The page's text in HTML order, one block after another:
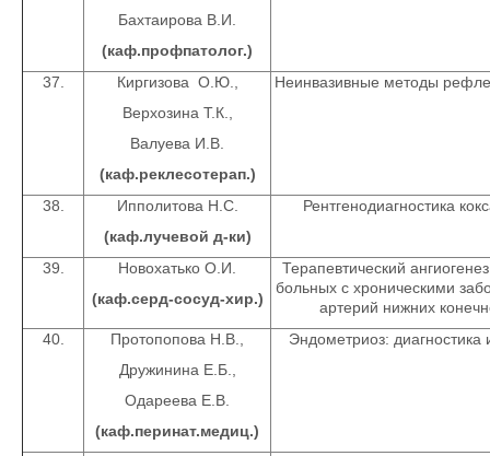
Бахтаирова В.И.
(каф.профпатолог.)
37.
Киргизова О.Ю.,
Верхозина Т.К.,
Валуева И.В.
(каф.реклесотерап.)
Неинвазивные методы
38.
Ипполитова Н.С.
(каф.лучевой д-ки)
Рентгенодиагностика
39.
Новохатько О.И.
(каф.серд-сосуд-хир.)
Терапевтический
больных с хроническими
артерий нижних
40.
Протопопова Н.В.,
Дружинина Е.Б.,
Одареева Е.В.
(каф.перинат.медиц.)
Эндометриоз: диагностика